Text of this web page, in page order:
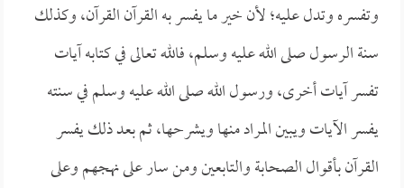
وتفسره وتدل عليه؛ لأن خير ما يفسر به القرآن القرآن، وكذلك
سنة الرسول صلى الله عليه وسلم، فالله تعالى في كتابه آيات
تفسر آيات أخرى، ورسول الله صلى الله عليه وسلم في سنته
يفسر الآيات ويبين المراد منها ويشرحها، ثم بعد ذلك يفسر
القرآن بأقوال الصحابة والتابعين ومن سار على نهجهم وعلى